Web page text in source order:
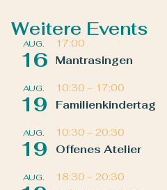
Weitere Events
AUG.
16
17:00
Mantrasingen
AUG.
19
10:30 – 17:00
Familienkindertag
AUG.
19
10:30 – 20:30
Offenes Atelier
AUG. 18:30 – 20:30